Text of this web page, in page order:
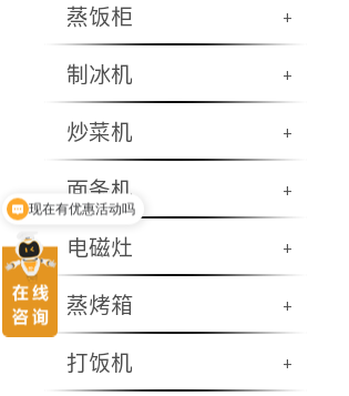
蒸饭柜 +
制冰机 +
炒菜机 +
面条机 +
电磁灶 +
蒸烤箱 +
打饭机 +
现在有优惠活动吗